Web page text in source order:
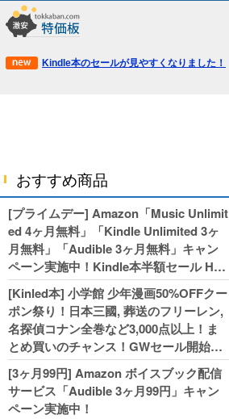
Kindle本のセールが見やすくなりました！
おすすめ商品
[プライムデー] Amazon「Music Unlimit
ed 4ヶ月無料」「Kindle Unlimited 3ヶ
月無料」「Audible 3ヶ月無料」キャン
ペーン実施中！Kindle本半額セール HU
NTER×HUNTERなど集英社、無職転生,
幼女戦記などKADOKAWA、キャプテン
翼100円セールも！
[Kinled本] 小学館 少年漫画50%OFFクー
ポン祭り！日本三國, 葬送のフリーレン,
名探偵コナン全巻など3,000点以上！ま
とめ買いのチャンス！GWセール開始！
人気コミック多数 カドカワ祭やIT関連本
がセールに！
[3ヶ月99円] Amazon ボイスブック配信
サービス「Audible 3ヶ月99円」キャン
ペーン実施中！